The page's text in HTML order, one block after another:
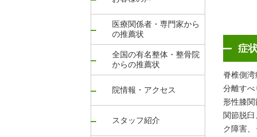
医療関係者・専門家から
の推薦状
全国の有名整体・整骨院
からの推薦状
院情報・アクセス
スタッフ紹介
症
脊椎側
分離すべ
形性膝関
関節脱
ク障害